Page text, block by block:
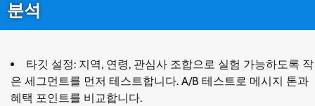
분석
타깃 설정: 지역, 연령, 관심사 조합으로 실험 가능하도록 작
은 세그먼트를 먼저 테스트합니다. A/B 테스트로 메시지 톤과
혜택 포인트를 비교합니다.